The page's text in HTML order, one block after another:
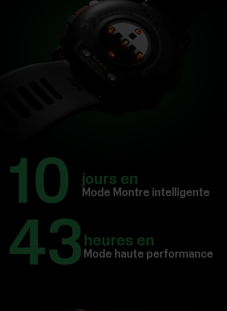
10 jours en
Mode Montre intelligente
43 heures en
Mode haute performance